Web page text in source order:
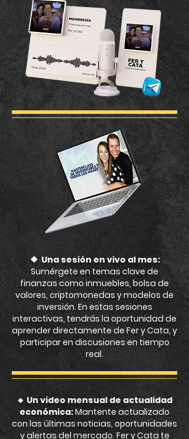
🔸 Una sesión en vivo al mes:
Sumérgete en temas clave de
finanzas como inmuebles, bolsa de
valores, criptomonedas y modelos de
inversión. En estas sesiones
interactivas, tendrás la oportunidad de
aprender directamente de Fer y Cata, y
participar en discusiones en tiempo
real.
🔸 Un video mensual de actualidad
económica:Mantente actualizado
con las últimas noticias, oportunidades
y alertas del mercado. Fer y Cata te